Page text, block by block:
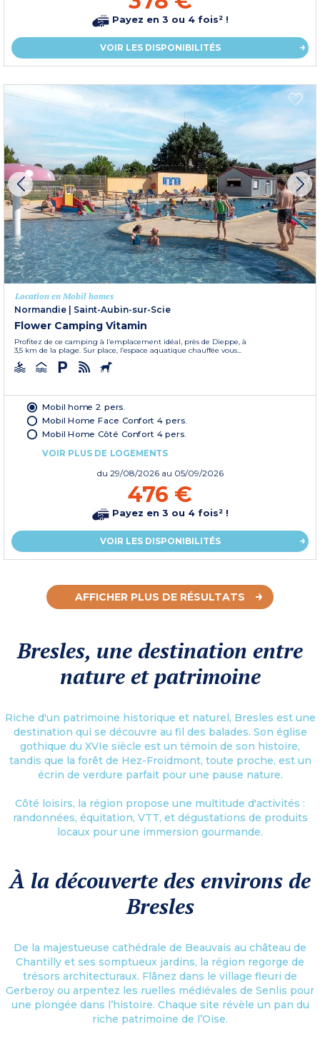
Payez en 3 ou 4 fois² !
VOIR LES DISPONIBILITÉS
Location en Mobil homes
Normandie | Saint-Aubin-sur-Scie
Flower Camping Vitamin
Profitez de ce camping à l’emplacement idéal, près de Dieppe, à
3,5 km de la plage. Sur place, l’espace aquatique chauffée vous...
Mobil home 2 pers.
Mobil Home Face Confort 4 pers.
Mobil Home Côté Confort 4 pers.
VOIR PLUS DE LOGEMENTS
du 29/08/2026 au 05/09/2026
476 €
Payez en 3 ou 4 fois² !
VOIR LES DISPONIBILITÉS
AFFICHER PLUS DE RÉSULTATS
Bresles, une destination entre
nature et patrimoine
Riche d'un patrimoine historique et naturel, Bresles est une
destination qui se découvre au fil des balades. Son église
gothique du XVIe siècle est un témoin de son histoire,
tandis que la forêt de Hez-Froidmont, toute proche, est un
écrin de verdure parfait pour une pause nature.
Côté loisirs, la région propose une multitude d'activités :
randonnées, équitation, VTT, et dégustations de produits
locaux pour une immersion gourmande.
À la découverte des environs de
Bresles
De la majestueuse cathédrale de Beauvais au château de
Chantilly et ses somptueux jardins, la région regorge de
trésors architecturaux. Flânez dans le village fleuri de
Gerberoy ou arpentez les ruelles médiévales de Senlis pour
une plongée dans l’histoire. Chaque site révèle un pan du
riche patrimoine de l’Oise.